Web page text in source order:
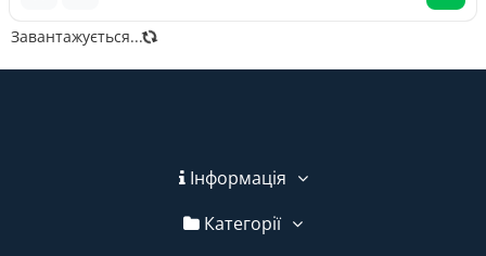
Завантажується...
Інформація
Категорії